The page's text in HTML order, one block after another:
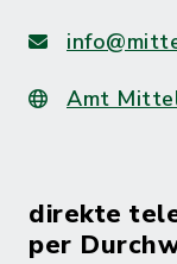
Amt
direkte
per